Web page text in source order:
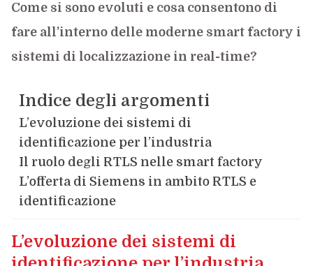
Come si sono evoluti e cosa consentono di
fare all’interno delle moderne smart factory i
sistemi di localizzazione in real-time?
Indice degli argomenti
L’evoluzione dei sistemi di
identificazione per l’industria
Il ruolo degli RTLS nelle smart factory
L’offerta di Siemens in ambito RTLS e
identificazione
L’evoluzione dei sistemi di